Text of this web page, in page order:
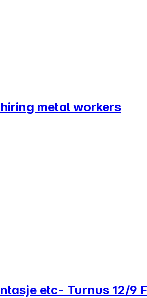
metal workers
etc- Turnus 12/